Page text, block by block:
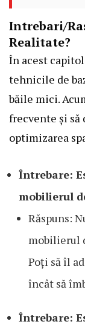
Intrebari/
Realitate?
În acest
tehnicile de
băile mici.
frecvente și
optimizarea
Întrebare:
mobilierul
Răspuns:
mobilierul
Poți să îl
încât să
Întrebare: